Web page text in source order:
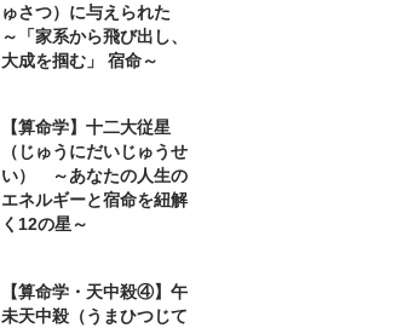
ゅさつ）に与えられた
～「家系から飛び出し、
大成を掴む」 宿命～
【算命学】十二大従星
（じゅうにだいじゅうせ
い） ～あなたの人生の
エネルギーと宿命を紐解
く12の星～
【算命学・天中殺④】午
未天中殺（うまひつじて